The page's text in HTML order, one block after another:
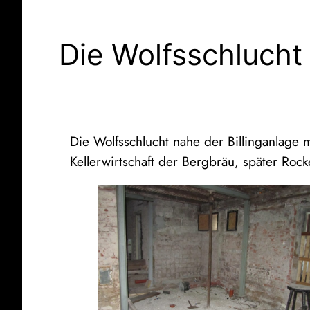
Die Wolfsschlucht
Die Wolfsschlucht nahe der Billinganlage
Kellerwirtschaft der Bergbräu, später